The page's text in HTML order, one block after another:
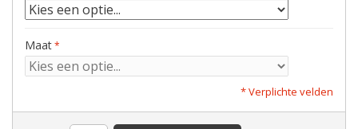
Maat
* Verplichte velden